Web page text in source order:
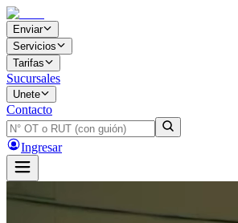
Enviar
Servicios
Tarifas
Sucursales
Unete
Contacto
Ingresar